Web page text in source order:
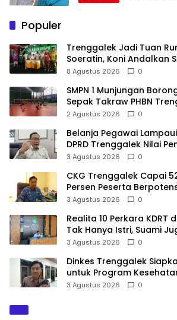
Populer
Trenggalek Jadi Tuan
Soeratin, Koni Andalkan
Lokal U-17
8 Agustus 2026 0
SMPN 1 Munjungan
Sepak Takraw PHBN
Modal Menuju POPDA
2 Agustus 2026 0
Belanja Pegawai
DPRD Trenggalek Nilai
dalam Perencanaan
3 Agustus 2026 0
CKG Trenggalek Capai
Persen Peserta
Kejiwaan
3 Agustus 2026 0
Realita 10 Perkara KDRT
Tak Hanya Istri, Suami
Kekerasan
3 Agustus 2026 0
Dinkes Trenggalek
untuk Program
2027
3 Agustus 2026 0